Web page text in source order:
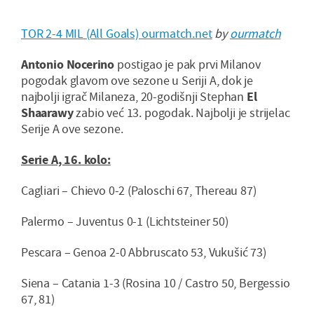
TOR 2-4 MIL (All Goals) ourmatch.netbyourmatch
Antonio Nocerino postigao je pak prvi Milanov
pogodak glavom ove sezone u Seriji A, dok je
najbolji igrač Milaneza, 20-godišnji Stephan El
Shaarawyzabio već 13. pogodak. Najbolji je strijelac
Serije A ove sezone.
Serie A, 16. kolo:
Cagliari – Chievo 0-2 (Paloschi 67, Thereau 87)
Palermo – Juventus 0-1 (Lichtsteiner 50)
Pescara – Genoa 2-0 Abbruscato 53, Vukušić 73)
Siena – Catania 1-3 (Rosina 10 / Castro 50, Bergessio
67, 81)